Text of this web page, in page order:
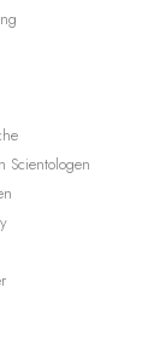
Scientologen